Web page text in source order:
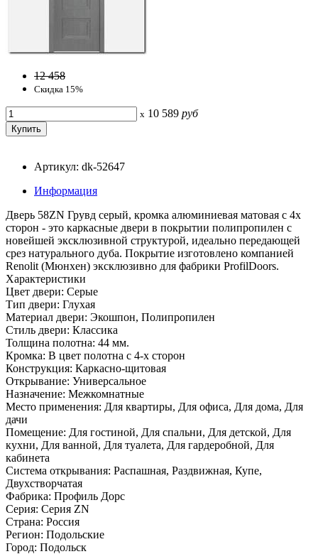
12 458
Скидка 15%
x 10 589 руб
Артикул: dk-52647
Информация
Дверь 58ZN Грувд серый, кромка алюминиевая матовая с 4х
сторон - это каркасные двери в покрытии полипропилен с
новейшей эксклюзивной структурой, идеально передающей
срез натурального дуба. Покрытие изготовлено компанией
Renolit (Мюнхен) эксклюзивно для фабрики ProfilDoors.
Характеристики
Цвет двери: Серые
Тип двери: Глухая
Материал двери: Экошпон, Полипропилен
Стиль двери: Классика
Толщина полотна: 44 мм.
Кромка: В цвет полотна с 4-х сторон
Конструкция: Каркасно-щитовая
Открывание: Универсальное
Назначение: Межкомнатные
Место применения: Для квартиры, Для офиса, Для дома, Для
дачи
Помещение: Для гостиной, Для спальни, Для детской, Для
кухни, Для ванной, Для туалета, Для гардеробной, Для
кабинета
Система открывания: Распашная, Раздвижная, Купе,
Двухстворчатая
Фабрика: Профиль Дорс
Серия: Серия ZN
Страна: Россия
Регион: Подольские
Город: Подольск